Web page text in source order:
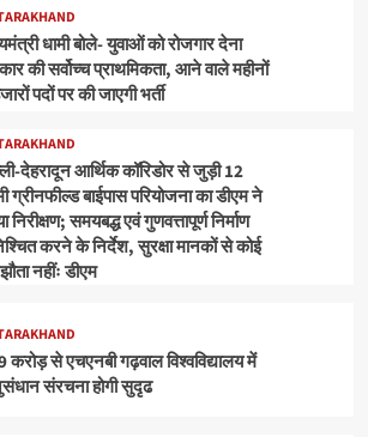
धामी बोले- युवाओं को रोजगार देना
की सर्वोच्च प्राथमिकता, आने वाले महीनों
पदों पर की जाएगी भर्ती
देहरादून आर्थिक कॉरिडोर से जुड़ी 12
ग्रीनफील्ड बाईपास परियोजना का डीएम ने
निरीक्षण; समयबद्ध एवं गुणवत्तापूर्ण निर्माण
करने के निर्देश, सुरक्षा मानकों से कोई
नहींः डीएम
करोड़ से एचएनबी गढ़वाल विश्वविद्यालय में
संरचना होगी सुदृढ